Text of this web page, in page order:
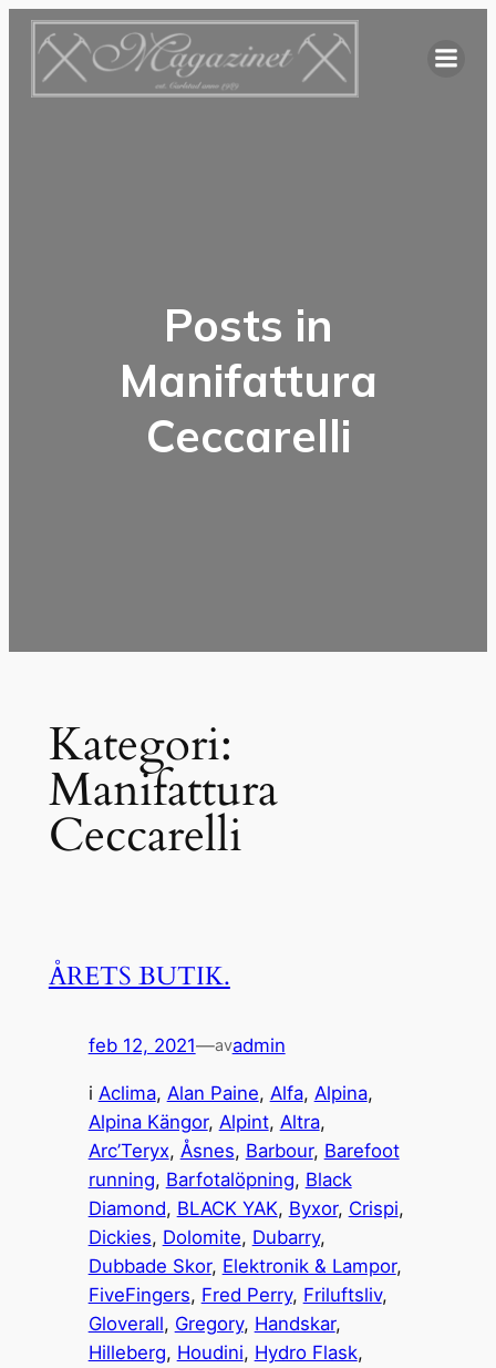
Hoppa
innehåll
Posts in
Manifattura
Ceccarelli
Kategori:
Manifattura
Ceccarelli
ÅRETS BUTIK.
feb 12, 2021—avadmin
i Aclima, Alan Paine, Alfa, Alpina
Alpina Kängor, Alpint, Altra
Arc’Teryx, Åsnes, Barbour, Barefoot
running, Barfotalöpning, Black
Diamond, BLACK YAK, Byxor, Crispi
Dickies, Dolomite, Dubarry
Dubbade Skor, Elektronik & Lampor
FiveFingers, Fred Perry, Friluftsliv
Gloverall, Gregory, Handskar
Hilleberg, Houdini, Hydro Flask